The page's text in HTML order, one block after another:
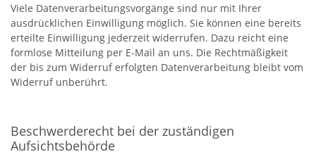
Viele Datenverarbeitungsvorgänge sind nur mit Ihrer
ausdrücklichen Einwilligung möglich. Sie können eine bereits
erteilte Einwilligung jederzeit widerrufen. Dazu reicht eine
formlose Mitteilung per E-Mail an uns. Die Rechtmäßigkeit
der bis zum Widerruf erfolgten Datenverarbeitung bleibt vom
Widerruf unberührt.
Beschwerderecht bei der zuständigen
Aufsichtsbehörde